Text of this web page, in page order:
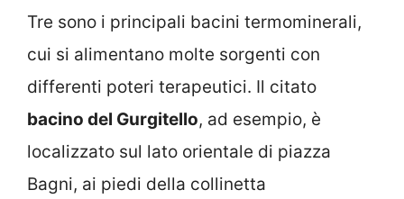
Tre sono i principali bacini termominerali,
cui si alimentano molte sorgenti con
differenti poteri terapeutici. Il citato
bacino del Gurgitello, ad esempio, è
localizzato sul lato orientale di piazza
Bagni, ai piedi della collinetta